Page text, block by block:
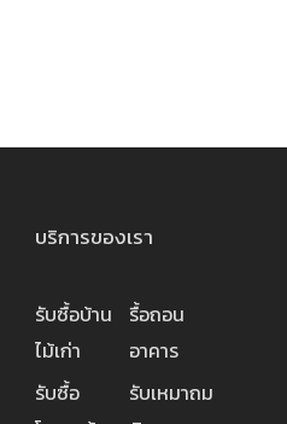
บริการของเรา
รับซื้อบ้าน
ไม้เก่า
รื้อถอน
อาคาร
รับซื้อ
รับเหมาถม